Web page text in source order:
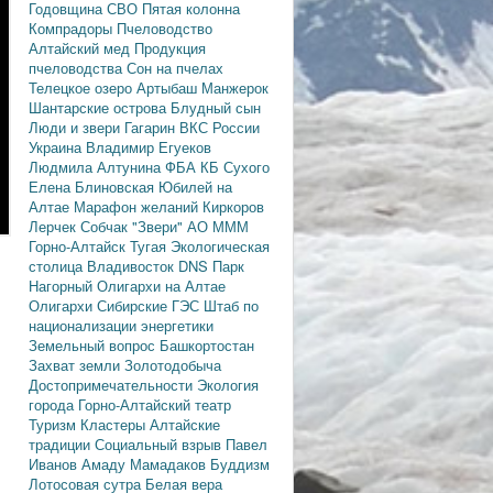
Годовщина СВО Пятая колонна
Компрадоры Пчеловодство
Алтайский мед Продукция
пчеловодстваСон на пчелах
Телецкое озеро Артыбаш Манжерок
Шантарские острова Блудный сын
Люди и звери Гагарин ВКС России
Украина Владимир Егуеков
Людмила АлтунинаФБА КБ Сухого
Елена Блиновская Юбилей на
Алтае Марафон желаний Киркоров
Лерчек Собчак "Звери" АО МММ
Горно-Алтайск Тугая Экологическая
столица Владивосток DNS Парк
Нагорный Олигархи на Алтае
Олигархи Сибирские ГЭС Штаб по
национализации энергетики
Земельный вопрос Башкортостан
Захват земли Золотодобыча
Достопримечательности Экология
города Горно-Алтайский театр
Туризм Кластеры Алтайские
традиции Социальный взрыв Павел
Иванов Амаду Мамадаков Буддизм
Лотосовая сутра Белая вера